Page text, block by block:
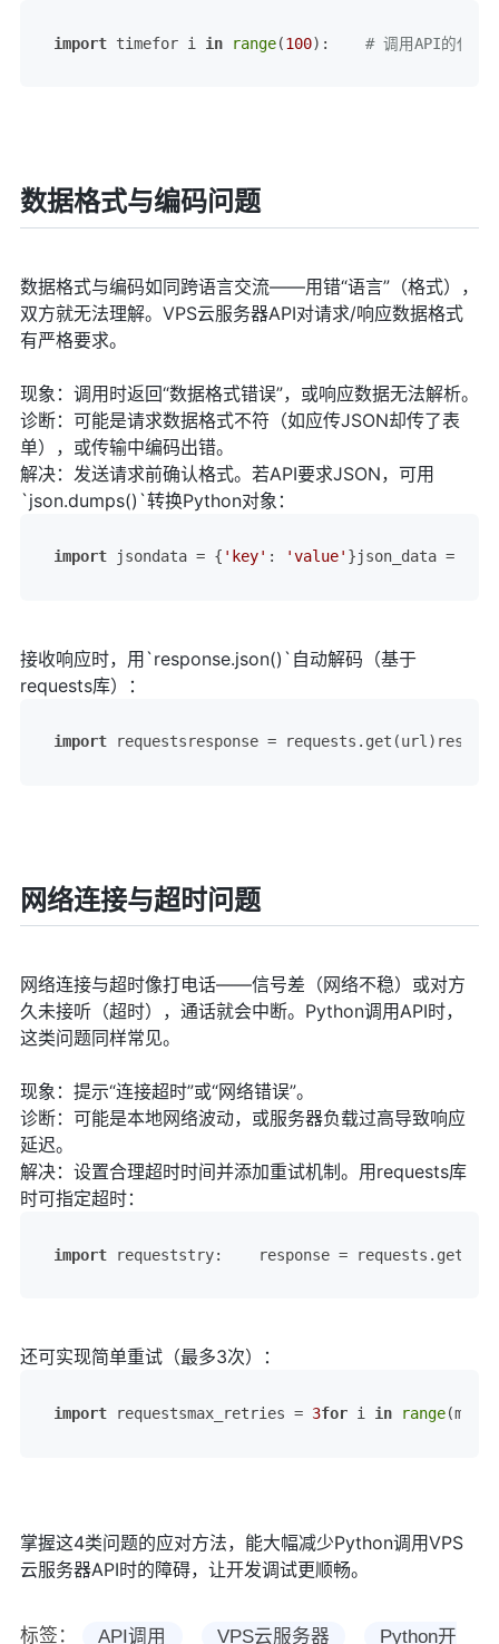
import timefor i in range(100): # 调用API的代
数据格式与编码问题
数据格式与编码如同跨语言交流——用错“语言”（格式），
双方就无法理解。VPS云服务器API对请求/响应数据格式
有严格要求。
现象：调用时返回“数据格式错误”，或响应数据无法解析。
诊断：可能是请求数据格式不符（如应传JSON却传了表
单），或传输中编码出错。
解决：发送请求前确认格式。若API要求JSON，可用
`json.dumps()`转换Python对象：
import jsondata = { 'key' : 'value' }json_data =
接收响应时，用`response.json()`自动解码（基于
requests库）：
import requestsresponse =
网络连接与超时问题
网络连接与超时像打电话——信号差（网络不稳）或对方
久未接听（超时），通话就会中断。Python调用API时，
这类问题同样常见。
现象：提示“连接超时”或“网络错误”。
诊断：可能是本地网络波动，或服务器负载过高导致响应
延迟。
解决：设置合理超时时间并添加重试机制。用requests库
时可指定超时：
import requeststry:    response =
还可实现简单重试（最多3次）：
import requestsmax_retries = 3for i in range
掌握这4类问题的应对方法，能大幅减少Python调用VPS
云服务器API时的障碍，让开发调试更顺畅。
标签： API调用 VPS云服务器 Python开